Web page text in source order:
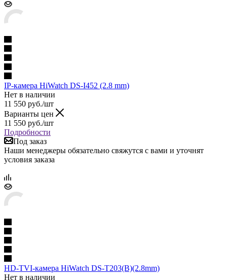
IP-камера HiWatch DS-I452 (2.8 mm)
Нет в наличии
11 550 руб./шт
Варианты цен
11 550 руб./шт
Подробности
Под заказ
Наши менеджеры обязательно свяжутся с вами и уточнят
условия заказа
HD-TVI-камера HiWatch DS-T203(B)(2.8mm)
Нет в наличии